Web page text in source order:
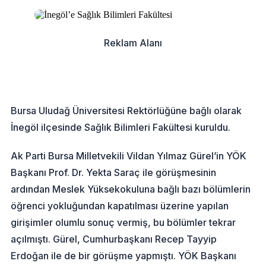
Reklam Alanı
Bursa Uludağ Üniversitesi Rektörlüğüne bağlı olarak
İnegöl ilçesinde Sağlık Bilimleri Fakültesi kuruldu.
Ak Parti Bursa Milletvekili Vildan Yılmaz Gürel’in YÖK
Başkanı Prof. Dr. Yekta Saraç ile görüşmesinin
ardından Meslek Yüksekokuluna bağlı bazı bölümlerin
öğrenci yokluğundan kapatılması üzerine yapılan
girişimler olumlu sonuç vermiş, bu bölümler tekrar
açılmıştı. Gürel, Cumhurbaşkanı Recep Tayyip
Erdoğan ile de bir görüşme yapmıştı. YÖK Başkanı